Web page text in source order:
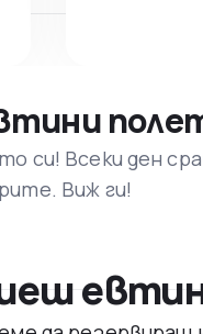
си! Всеки ден
Виж ги!